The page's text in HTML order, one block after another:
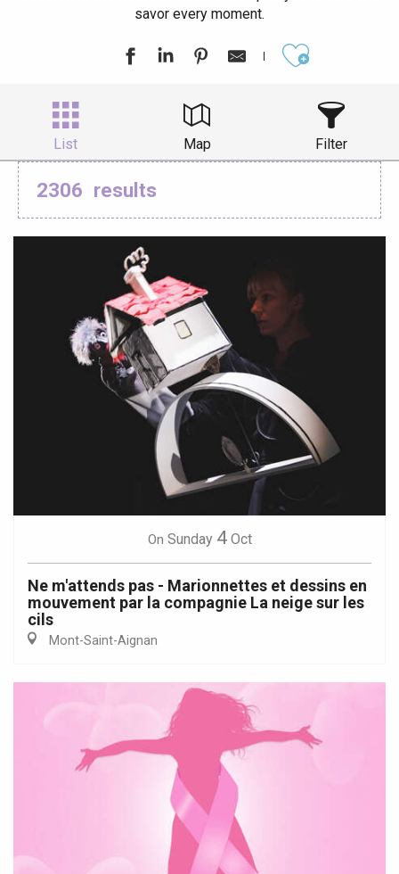
savor every moment.
List Map Filter
2306 results
On Sunday 4 Oct
Ne m'attends pas - Marionnettes et dessins en
mouvement par la compagnie La neige sur les
cils
Mont-Saint-Aignan